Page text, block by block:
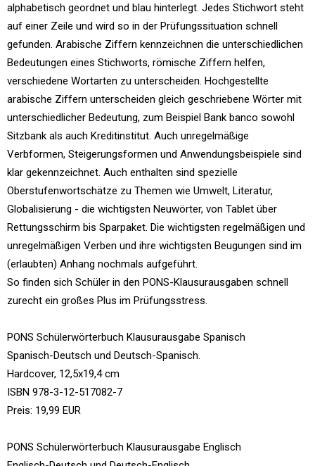
alphabetisch geordnet und blau hinterlegt. Jedes Stichwort steht
auf einer Zeile und wird so in der Prüfungssituation schnell
gefunden. Arabische Ziffern kennzeichnen die unterschiedlichen
Bedeutungen eines Stichworts, römische Ziffern helfen,
verschiedene Wortarten zu unterscheiden. Hochgestellte
arabische Ziffern unterscheiden gleich geschriebene Wörter mit
unterschiedlicher Bedeutung, zum Beispiel Bank banco sowohl
Sitzbank als auch Kreditinstitut. Auch unregelmäßige
Verbformen, Steigerungsformen und Anwendungsbeispiele sind
klar gekennzeichnet. Auch enthalten sind spezielle
Oberstufenwortschätze zu Themen wie Umwelt, Literatur,
Globalisierung - die wichtigsten Neuwörter, von Tablet über
Rettungsschirm bis Sparpaket. Die wichtigsten regelmäßigen und
unregelmäßigen Verben und ihre wichtigsten Beugungen sind im
(erlaubten) Anhang nochmals aufgeführt.
So finden sich Schüler in den PONS-Klausurausgaben schnell
zurecht ein großes Plus im Prüfungsstress.
PONS Schülerwörterbuch Klausurausgabe Spanisch
Spanisch-Deutsch und Deutsch-Spanisch.
Hardcover, 12,5x19,4 cm
ISBN 978-3-12-517082-7
Preis: 19,99 EUR
PONS Schülerwörterbuch Klausurausgabe Englisch